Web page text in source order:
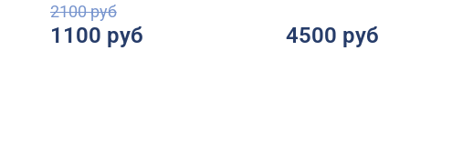
2100 руб
1100 руб 4500 руб